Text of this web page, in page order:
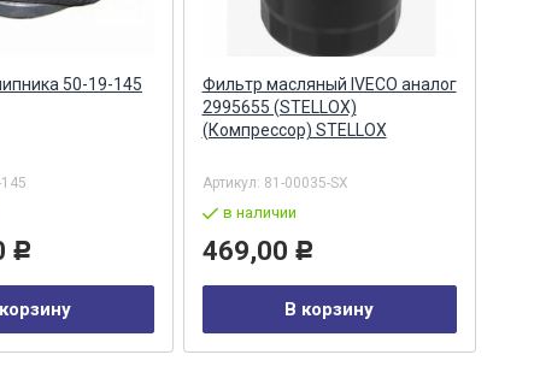
50-19-145
Р
Фильтр масляный IVECO аналог
2995655 (STELLOX)
(Компрессор) STELLOX
Артикул: 81-00035-SX
в наличии
469,00 Р
В корзину